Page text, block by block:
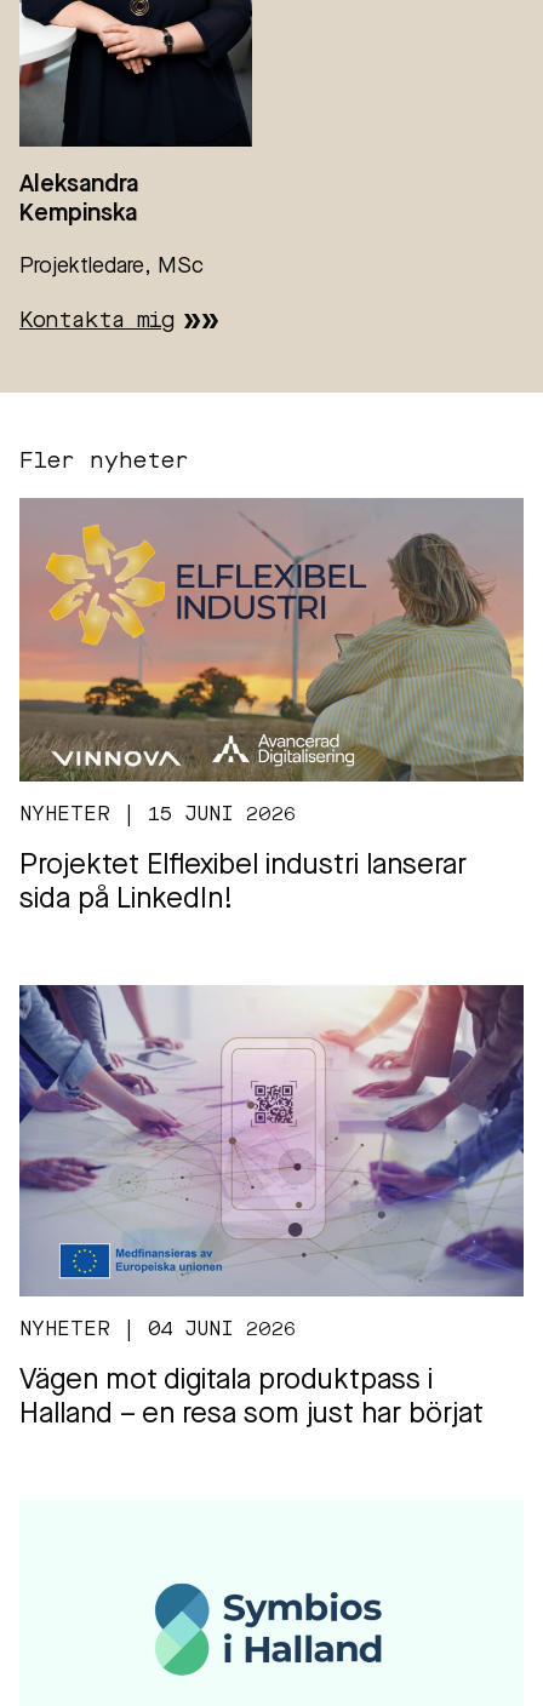
Aleksandra
Kempinska
Projektledare, MSc
Kontakta mig
Fler nyheter
NYHETER | 15 JUNI 2026
Projektet Elflexibel industri lanserar
sida på LinkedIn!
NYHETER | 04 JUNI 2026
Vägen mot digitala produktpass i
Halland – en resa som just har börjat